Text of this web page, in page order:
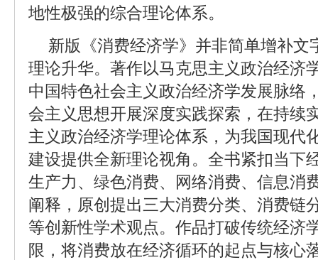
地性极强的综合理论体系。
新版《消费经济学》并非简单增补文
理论升华。著作以马克思主义政治经济
中国特色社会主义政治经济学发展脉络
会主义思想开展深度实践探索，在持续
主义政治经济学理论体系，为我国现代
建设提供全新理论视角。全书紧扣当下
生产力、绿色消费、网络消费、信息消
阐释，原创提出三大消费分类、消费链
等创新性学术观点。作品打破传统经济
限，将消费放在经济循环的起点与核心